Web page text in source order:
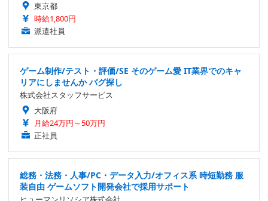
東京都
時給1,800円
派遣社員
ゲーム制作/テスト・評価/SE そのゲーム愛 IT業界でのキャ
リアにしませんか バグ探し
株式会社スタッフサービス
大阪府
月給24万円～50万円
正社員
総務・法務・人事/PC・データ入力/オフィス系 時短勤務 服
装自由 ゲームソフト開発会社で採用サポート